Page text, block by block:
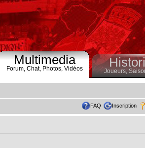
Multimedia
Forum, Chat, Photos, Vidéos Joueurs,
FAQ Inscription